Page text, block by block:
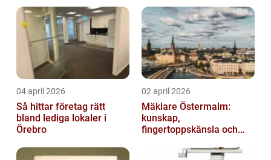
04 april 2026
Så hittar företag rätt
bland lediga lokaler i
Örebro
02 april 2026
Mäklare Östermalm:
kunskap,
fingertoppskänsla och